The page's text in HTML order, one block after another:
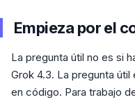
Empieza por el
La pregunta útil no es si
Grok 4.3. La pregunta
en código. Para trabajo